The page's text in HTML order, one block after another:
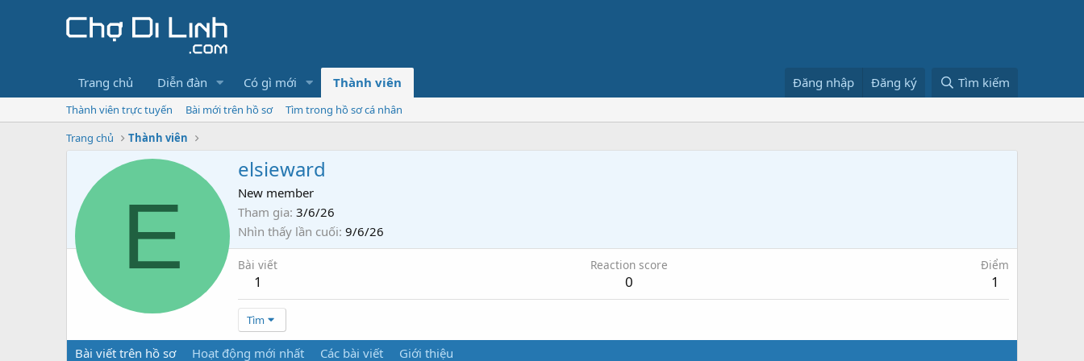
Trang chủ Diễn đàn Có gì mới Thành viên Đăng nhập Đăng ký Tìm kiếm
Thành viên trực tuyến Bài mới trên hồ sơ
Tìm trong hồ sơ cá nhân
Trang chủ
Thành viên
E
elsieward
New member
Tham gia 3/6/26
Nhìn thấy lần cuối 9/6/26
Bài viết
1
Reaction score
0
Điểm
1
Tìm
Bài viết trên hồ sơ Hoạt động mới nhất Các bài viết Giới thiệu